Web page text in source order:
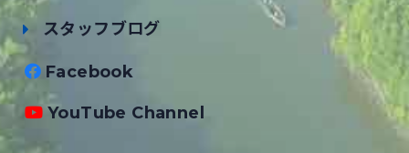
スタッフブログ
Facebook
YouTube Channel